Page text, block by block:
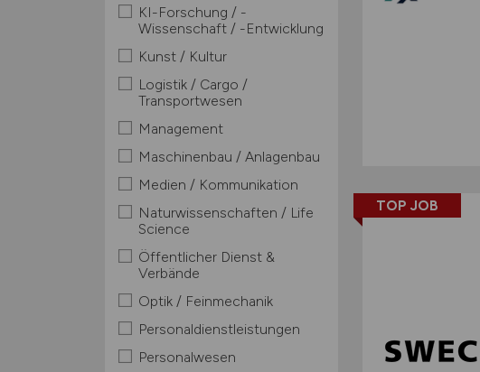
KI-Forschung / -
Wissenschaft / -Entwicklung
Kunst / Kultur
Logistik / Cargo /
Transportwesen
Management
Maschinenbau / Anlagenbau
Medien / Kommunikation
Naturwissenschaften / Life
Science
Öffentlicher Dienst &
Verbände
Optik / Feinmechanik
Personaldienstleistungen
Personalwesen
TOP JOB